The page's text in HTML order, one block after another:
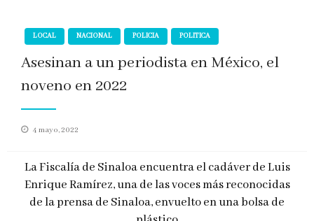
LOCAL NACIONAL POLICIA POLITICA
Asesinan a un periodista en México, el
noveno en 2022
Publicado
4 mayo, 2022
La Fiscalía de Sinaloa encuentra el cadáver de Luis
Enrique Ramírez, una de las voces más reconocidas
de la prensa de Sinaloa, envuelto en una bolsa de